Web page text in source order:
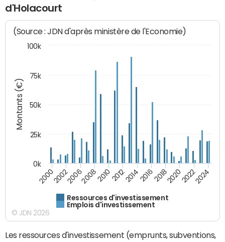
d'Holacourt
Montants (€)
(Source : JDN d'après ministère de l'Economie)
Ressources d'investissement
Emplois d'investissement
200020022006200820102012201420162018202020222024
0k
25k
50k
75k
100k
© JDN 2026
Les ressources d'investissement (emprunts, subventions,